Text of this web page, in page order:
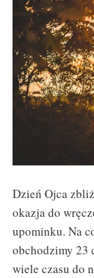
Dzień Ojca
okazja do
upominku. Na
obchodzimy 23
wiele czasu do